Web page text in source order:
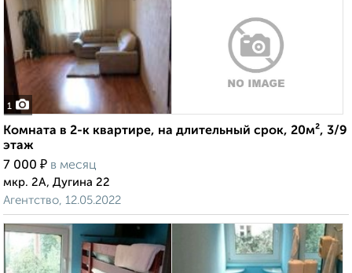
1
Комната в 2-к квартире, на длительный срок, 20м², 3/9
этаж
7 000 ₽ в месяц
мкр. 2А, Дугина 22
Агентство, 12.05.2022